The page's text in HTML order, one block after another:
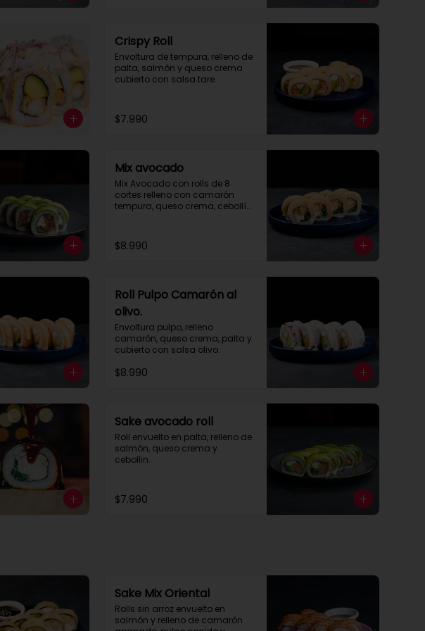
Crispy Roll
Envoltura de tempura, relleno de
palta, salmón y queso crema
cubierto con salsa tare.
$7.990
Mix avocado
Mix Avocado con rolls de 8
cortes relleno con camarón
tempura, queso crema, cebollín
y toques de merquén.
$8.990
Roll Pulpo Camarón al
olivo.
Envoltura pulpo, relleno
camarón, queso crema, palta y
cubierto con salsa olivo.
$8.990
Sake avocado roll
Roll envuelto en palta, relleno de
salmón, queso crema y
cebollin.
$7.990
Sake Mix Oriental
Rolls sin arroz envuelto en
salmón y relleno de camarón